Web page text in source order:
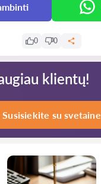
0 0
klientų!
Susisiekite su svetaine